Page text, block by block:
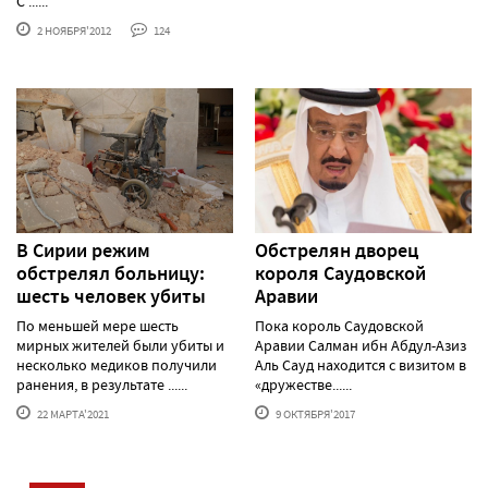
2 НОЯБРЯ'2012 124
В Сирии режим
обстрелял больницу:
шесть человек убиты
По меньшей мере шесть
мирных жителей были убиты и
несколько медиков получили
ранения, в результате ......
22 МАРТА'2021
Обстрелян дворец
короля Саудовской
Аравии
Пока король Саудовской
Аравии Салман ибн Абдул-Азиз
Аль Сауд находится с визитом в
«дружестве......
9 ОКТЯБРЯ'2017